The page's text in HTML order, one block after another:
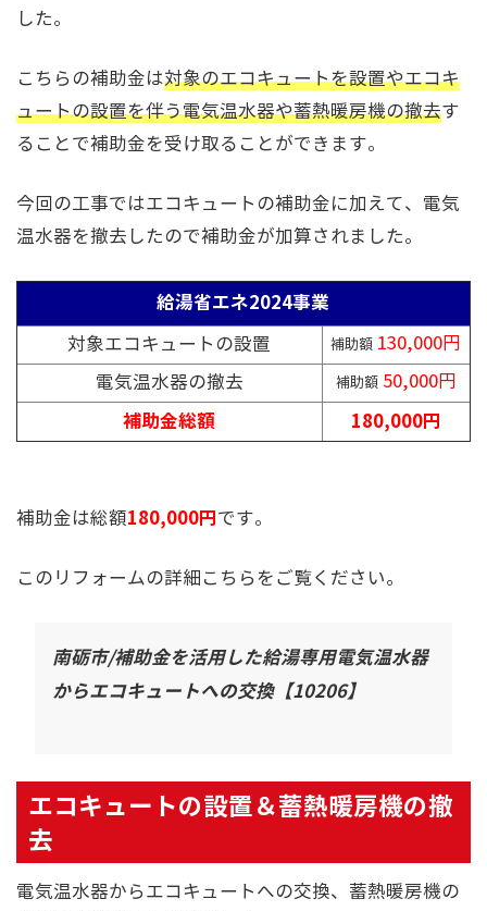
した。
こちらの補助金は対象のエコキュートを設置やエコキ
ュートの設置を伴う電気温水器や蓄熱暖房機の撤去す
ることで補助金を受け取ることができます。
今回の工事ではエコキュートの補助金に加えて、電気
温水器を撤去したので補助金が加算されました。
給湯省エネ2024事業
対象エコキュートの設置 補助額 130,000円
電気温水器の撤去
補助額 50,000円
補助金総額 180,000円
補助金は総額180,000円です。
このリフォームの詳細こちらをご覧ください。
南砺市/補助金を活用した給湯専用電気温水器
からエコキュートへの交換【10206】
エコキュートの設置＆蓄熱暖房機の撤
去
電気温水器からエコキュートへの交換、蓄熱暖房機の